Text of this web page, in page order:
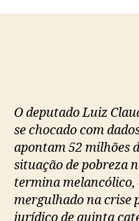
O deputado Luiz
se chocado com
apontam 52 milhões
situação de pobreza
termina melancólico,
mergulhado na crise
jurídico de quinta